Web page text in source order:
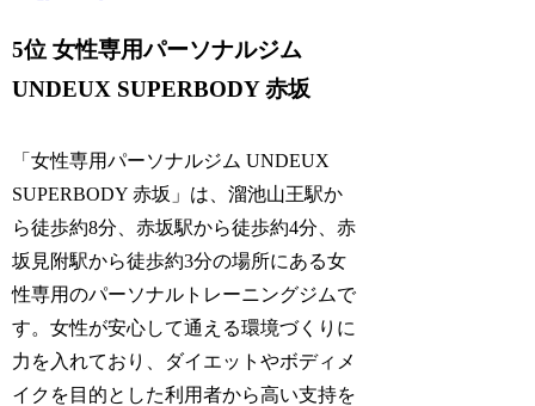
5位 女性専用パーソナルジム
UNDEUX SUPERBODY 赤坂
「女性専用パーソナルジム UNDEUX
SUPERBODY 赤坂」は、溜池山王駅か
ら徒歩約8分、赤坂駅から徒歩約4分、赤
坂見附駅から徒歩約3分の場所にある女
性専用のパーソナルトレーニングジムで
す。女性が安心して通える環境づくりに
力を入れており、ダイエットやボディメ
イクを目的とした利用者から高い支持を